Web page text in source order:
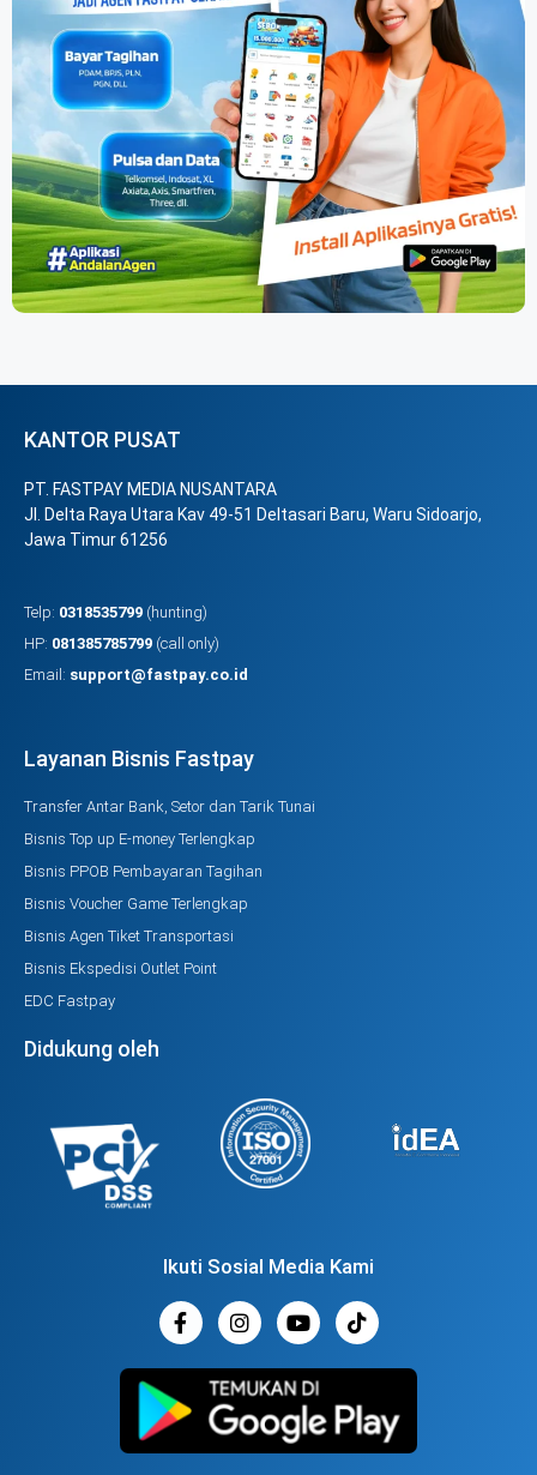
KANTOR PUSAT
PT. FASTPAY MEDIA NUSANTARA
Jl. Delta Raya Utara Kav 49-51 Deltasari Baru, Waru Sidoarjo,
Jawa Timur 61256
Telp: 0318535799 (hunting)
HP: 081385785799 (call only)
Email: support@fastpay.co.id
Layanan Bisnis Fastpay
Transfer Antar Bank, Setor dan Tarik Tunai
Bisnis Top up E-money Terlengkap
Bisnis PPOB Pembayaran Tagihan
Bisnis Voucher Game Terlengkap
Bisnis Agen Tiket Transportasi
Bisnis Ekspedisi Outlet Point
EDC Fastpay
Didukung oleh
Ikuti Sosial Media Kami